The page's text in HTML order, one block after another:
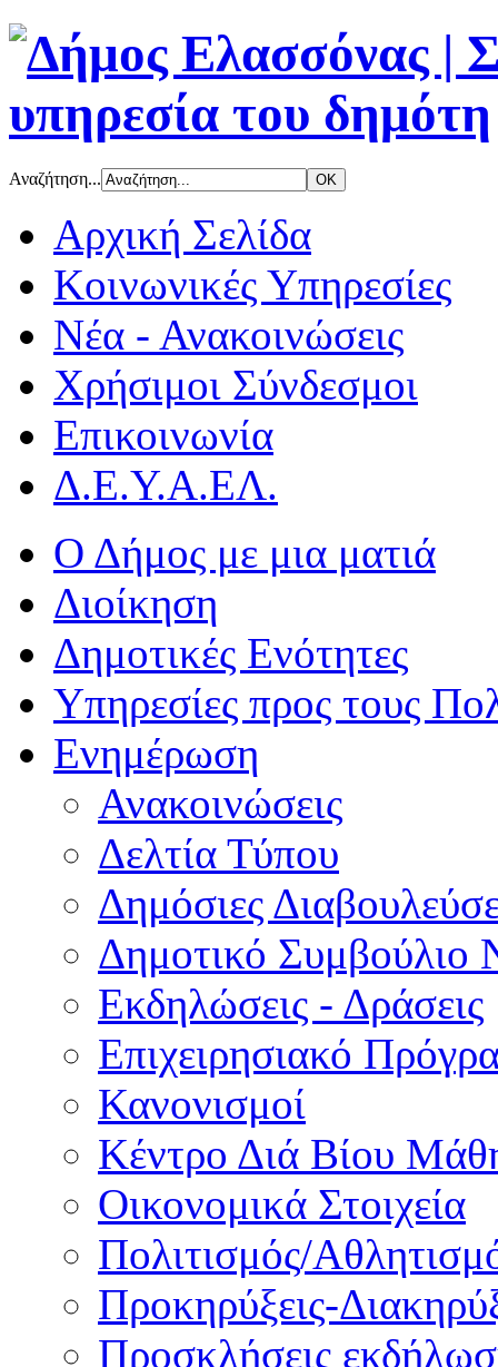
Αναζήτηση...
Αρχική Σελίδα
Κοινωνικές Υπηρεσίες
Νέα - Ανακοινώσεις
Χρήσιμοι Σύνδεσμοι
Επικοινωνία
Δ.Ε.Υ.Α.ΕΛ.
Ο Δήμος με μια ματιά
Διοίκηση
Δημοτικές Ενότητες
Υπηρεσίες προς τους
Ενημέρωση
Ανακοινώσεις
Δελτία Τύπου
Δημόσιες
Δημοτικό Συμβούλιο
Εκδηλώσεις - Δράσεις
Επιχειρησιακό
Κανονισμοί
Κέντρο Διά Βίου
Οικονομικά Στοιχεία
Πολιτισμός/
Προκηρύξεις-
Προσκλήσεις